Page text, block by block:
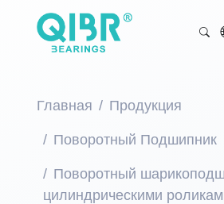
Главная Продукция
Поворотный Подшипник
Поворотный
цилиндрическими